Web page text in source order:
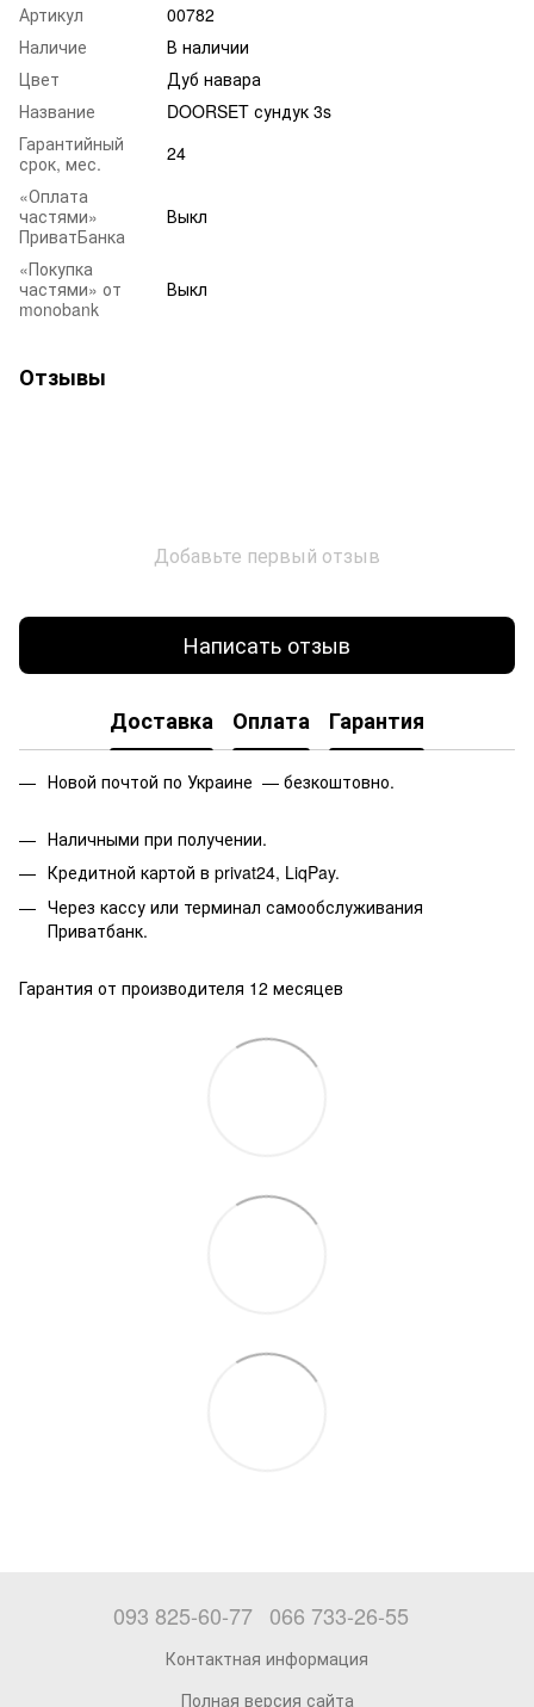
Артикул
00782
Наличие
В наличии
Цвет
Дуб навара
Название
DOORSET сундук 3s
Гарантийный
срок, мес.
24
«Оплата
частями»
ПриватБанка
Выкл
«Покупка
частями» от
monobank
Выкл
Отзывы
Добавьте первый отзыв
Написать отзыв
Доставка Оплата Гарантия
Новой почтой по Украине — безкоштовно.
Наличными при получении.
Кредитной картой в privat24, LiqPay.
Через кассу или терминал самообслуживания
Приватбанк.
Гарантия от производителя 12 месяцев
093 825-60-77 066 733-26-55
Контактная информация
Полная версия сайта